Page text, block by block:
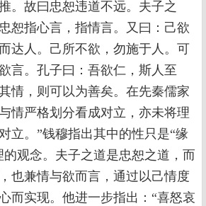
。故曰忠恕违道不远。夫子之
恕指心言，指情言。又曰：己欲
达人。己所不欲，勿施于人。可
言。孔子曰：吾欲仁，斯人至
情，则可以为善矣。在先秦儒家
情严格划分看成对立，亦未将理
立。”钱穆指出其中的性只是“缘
的观念。夫子之道是忠恕之道，而
也兼情与欲而言，通过以己情度
而实现。他进一步指出：“喜怒哀